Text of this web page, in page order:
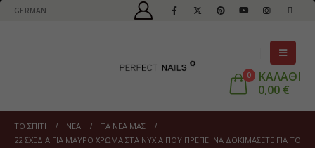
GERMAN
0
ΚΑΛΑΘΙ
0,00 €
ΤΟ ΣΠΊΤΙ ΝΈΑ
ΤΑ ΝΈΑ ΜΑΣ
22 ΣΧΈΔΙΑ ΓΙΑ ΜΑΎΡΟ ΧΡΏΜΑ ΣΤΑ ΝΎΧΙΑ ΠΟΥ ΠΡΈΠΕΙ ΝΑ ΔΟΚΙΜΆΣΕΤΕ ΓΙΑ ΤΟ